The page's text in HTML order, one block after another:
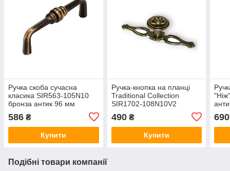
Ручка скоба сучасна
класика SIR563-105N10
бронза антик 96 мм
586 ₴
Купити
Ручка-кнопка на планці
Traditional Collection
SIR1702-108N10V2
490₴
Купити
690
Подібні товари компанії